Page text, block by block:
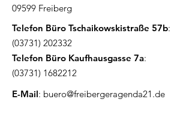
09599 Freiberg
Telefon Büro Tschaikowskistraße 57b:
(03731) 202332
Telefon Büro Kaufhausgasse 7a:
(03731) 1682212
E-Mail: buero@freibergeragenda21.de